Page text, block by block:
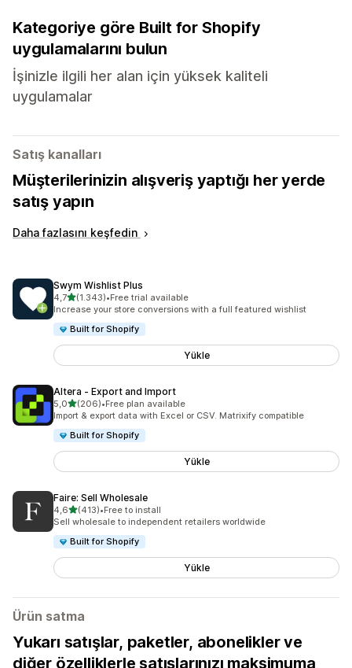
Kategoriye göre Built for Shopify
uygulamalarını bulun
İşinizle ilgili her alan için yüksek kaliteli
uygulamalar
Satış kanalları
Müşterilerinizin alışveriş yaptığı her yerde
satış yapın
Daha fazlasını keşfedin
Swym Wishlist Plus
4,75 yıldız üzerinden
(1.343)
toplam 1343 değerlendirme
•Free trial available
Increase your store conversions with a full featured wishlist
Built for Shopify
Yükle
Altera ‑ Export and Import
5,05 yıldız üzerinden
(206)
toplam 206 değerlendirme
•Free plan available
Import & export data with Excel or CSV. Matrixify compatible
Built for Shopify
Yükle
Faire: Sell Wholesale
4,65 yıldız üzerinden
(413)
toplam 413 değerlendirme
•Free to install
Sell wholesale to independent retailers worldwide
Built for Shopify
Yükle
Ürün satma
Yukarı satışlar, paketler, abonelikler ve
diğer özelliklerle satışlarınızı maksimuma